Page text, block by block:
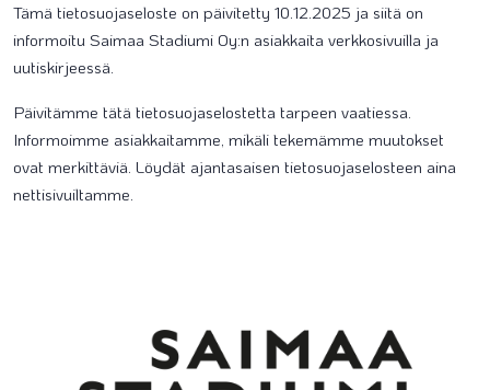
Tämä tietosuojaseloste on päivitetty 10.12.2025 ja siitä on
informoitu Saimaa Stadiumi Oy:n asiakkaita verkkosivuilla ja
uutiskirjeessä.
Päivitämme tätä tietosuojaselostetta tarpeen vaatiessa.
Informoimme asiakkaitamme, mikäli tekemämme muutokset
ovat merkittäviä. Löydät ajantasaisen tietosuojaselosteen aina
nettisivuiltamme.